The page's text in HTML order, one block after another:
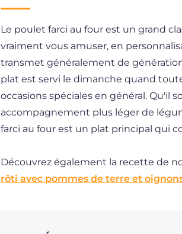
BR
ES
DE
NL
Le poulet farci au four est un grand
vraiment vous amuser, en
transmet généralement de
plat est servi le dimanche quand
occasions spéciales en général. Qu'il
accompagnement plus léger de
farci au four est un plat principal qui
Découvrez également la recette de
rôti avec pommes de terre et